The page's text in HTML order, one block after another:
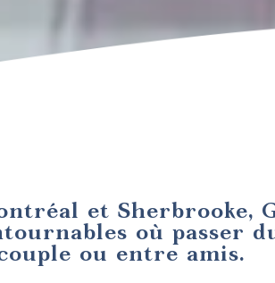
et Sherbrooke,
où passer
ou entre amis.